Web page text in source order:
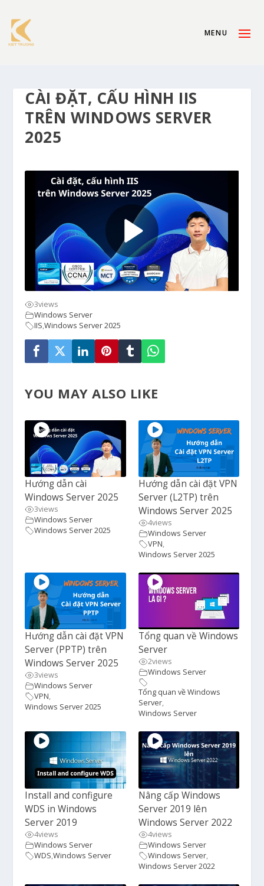
CÀI ĐẶT, CẤU HÌNH IIS
TRÊN WINDOWS SERVER
2025
3views
Windows Server
IIS,Windows Server 2025
YOU MAY ALSO LIKE
Hướng dẫn cài
Windows Server 2025
3views
Windows Server
Windows Server 2025
Hướng dẫn cài đặt VPN
Server (L2TP) trên
Windows Server 2025
4views
Windows Server
VPN,
Windows Server 2025
Hướng dẫn cài đặt VPN
Server (PPTP) trên
Windows Server 2025
3views
Windows Server
VPN,
Windows Server 2025
Tổng quan về Windows
Server
2views
Windows Server
Tổng quan về Windows
Server,
Windows Server
Install and configure
WDS in Windows
Server 2019
4views
Windows Server
WDS,Windows Server
Nâng cấp Windows
Server 2019 lên
Windows Server 2022
4views
Windows Server
Windows Server,
Windows Server 2022